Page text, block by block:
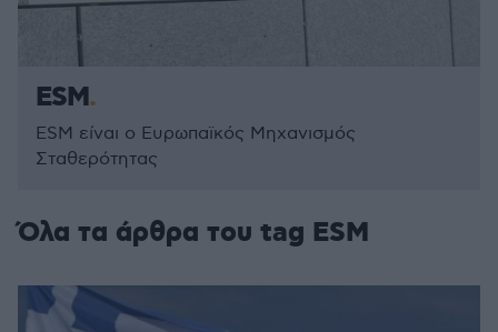
ESM
ESM είναι ο Ευρωπαϊκός Μηχανισμός
Σταθερότητας
Όλα τα άρθρα του tag ESM